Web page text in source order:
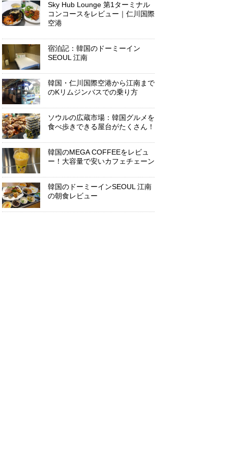
Sky Hub Lounge 第1ターミナル
コンコースをレビュー｜仁川国際
空港
宿泊記：韓国のドーミーイン
SEOUL 江南
韓国・仁川国際空港から江南まで
のKリムジンバスでの乗り方
ソウルの広蔵市場：韓国グルメを
食べ歩きできる屋台がたくさん！
韓国のMEGA COFFEEをレビュ
ー！大容量で安いカフェチェーン
韓国のドーミーインSEOUL 江南
の朝食レビュー